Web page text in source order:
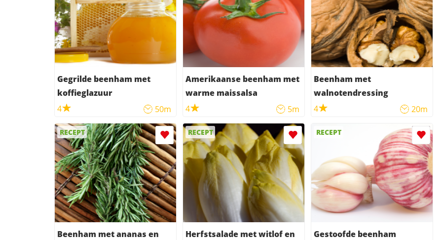
Gegrilde beenham met
koffieglazuur
4
50m
Amerikaanse beenham met
warme maissalsa
4
5m
Beenham met
walnotendressing
4
20m
RECEPT
Beenham met ananas en
RECEPT
Herfstsalade met witlof en
RECEPT
Gestoofde beenham